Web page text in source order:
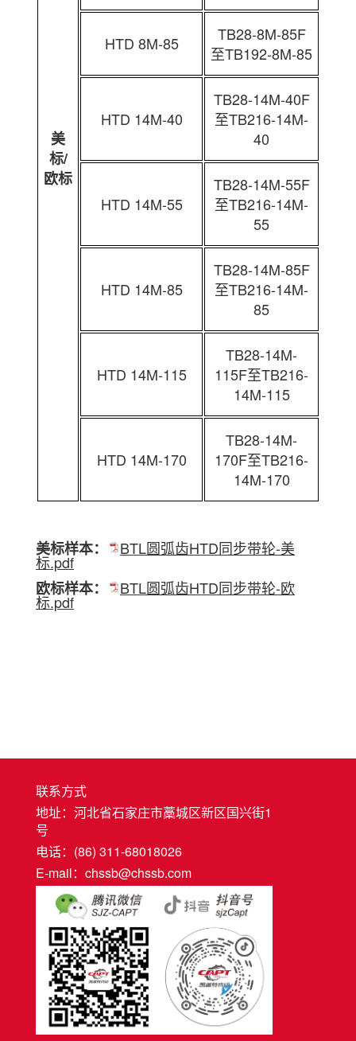
美
标/
欧标
HTD 8M-85
TB28-8M-85F
至TB192-8M-85
HTD 14M-40
TB28-14M-40F
至TB216-14M-
40
HTD 14M-55
TB28-14M-55F
至TB216-14M-
55
HTD 14M-85
TB28-14M-85F
至TB216-14M-
85
HTD 14M-115
TB28-14M-
115F至TB216-
14M-115
HTD 14M-170
TB28-14M-
170F至TB216-
14M-170
美标样本： BTL圆弧齿HTD同步带轮-美
标.pdf
欧标样本：
BTL圆弧齿HTD同步带轮-欧
标.pdf
联系方式
地址：河北省石家庄市藁城区新区国兴街1
号
电话：(86) 311-68018026
E-mail：chssb@chssb.com